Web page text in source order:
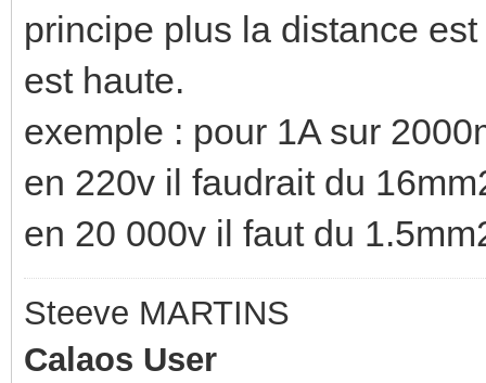
principe plus la distance
est haute.
exemple : pour 1A sur
en 220v il faudrait du
en 20 000v il faut du
Steeve MARTINS
Calaos User